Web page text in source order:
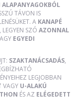
ALAPANYAGOKBÓL
TÁVON IS
A KANAPÉ
SZÓ AZONNAL
EGYEDI
SZAKTANÁCSADÁS,
LEGJOBBAN
VAGY U-ALAKÚ
ÉS AZ ELÉGEDETT